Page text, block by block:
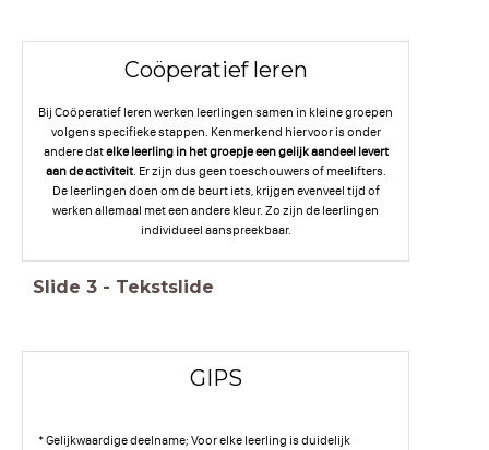
Coöperatief leren
Bij Coöperatief leren werken leerlingen samen in kleine groepen
volgens specifieke stappen. Kenmerkend hiervoor is onder
andere datelke leerling in het groepje een gelijk aandeel levert
aan de activiteit. Er zijn dus geen toeschouwers of meelifters.
De leerlingen doen om de beurt iets, krijgen evenveel tijd of
werken allemaal met een andere kleur. Zo zijn de leerlingen
individueel aanspreekbaar.
Slide 3 - Tekstslide
GIPS
* Gelijkwaardige deelname; Voor elke leerling is duidelijk